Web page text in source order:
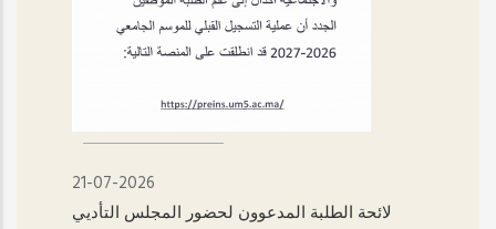
21-07-2026
لائحة الطلبة المدعوون لحضور المجلس التأديي